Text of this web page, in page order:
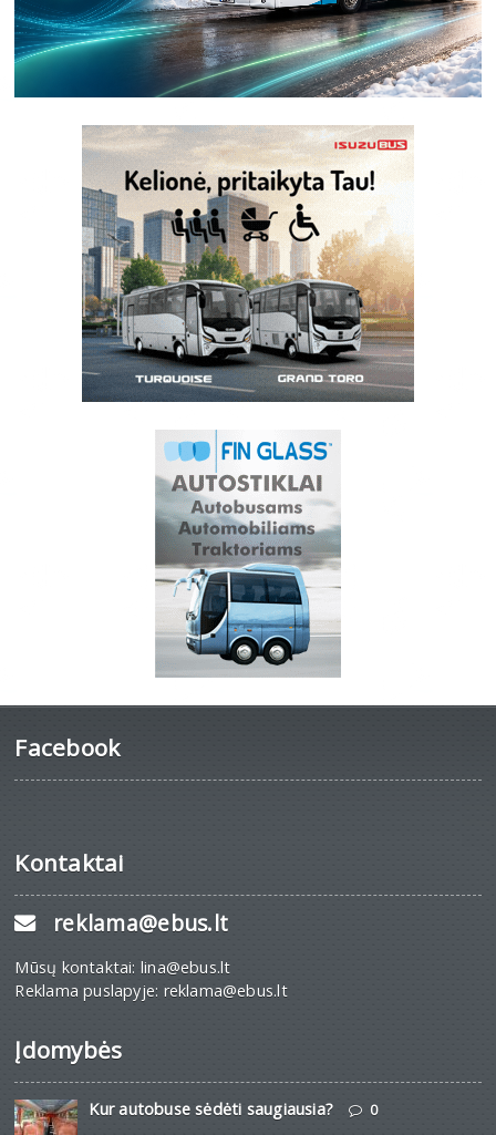
Facebook
Kontaktai
reklama@ebus.lt
Mūsų kontaktai: lina@ebus.lt
Reklama puslapyje: reklama@ebus.lt
Įdomybės
Kur autobuse sėdėti saugiausia? 0